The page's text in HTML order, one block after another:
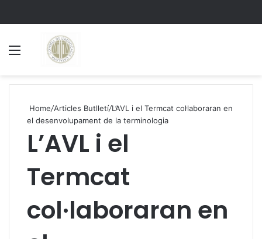
Home/Articles Butlletí/L’AVL i el Termcat col·laboraran en
el desenvolupament de la terminologia
L’AVL i el
Termcat
col·laboraran en